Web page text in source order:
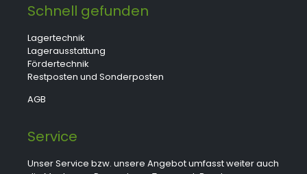
Schnell gefunden
Lagertechnik
Lagerausstattung
Fördertechnik
Restposten und Sonderposten
AGB
Service
Unser Service bzw. unsere Angebot umfasst weiter auch